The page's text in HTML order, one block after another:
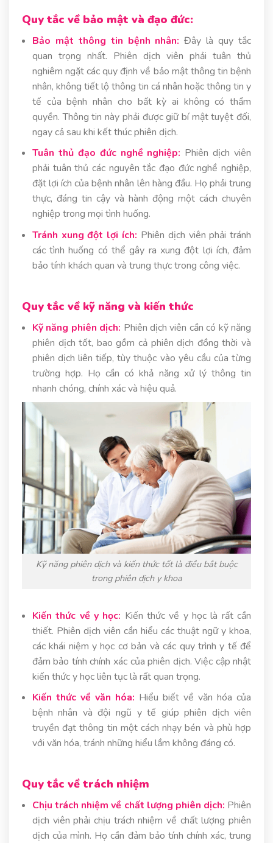
Quy tắc về bảo mật và đạo đức:
Bảo mật thông tin bệnh nhân: Đây là quy tắc
quan trọng nhất. Phiên dịch viên phải tuân thủ
nghiêm ngặt các quy định về bảo mật thông tin bệnh
nhân, không tiết lộ thông tin cá nhân hoặc thông tin y
tế của bệnh nhân cho bất kỳ ai không có thẩm
quyền. Thông tin này phải được giữ bí mật tuyệt đối,
ngay cả sau khi kết thúc phiên dịch.
Tuân thủ đạo đức nghề nghiệp: Phiên dịch viên
phải tuân thủ các nguyên tắc đạo đức nghề nghiệp,
đặt lợi ích của bệnh nhân lên hàng đầu. Họ phải trung
thực, đáng tin cậy và hành động một cách chuyên
nghiệp trong mọi tình huống.
Tránh xung đột lợi ích: Phiên dịch viên phải tránh
các tình huống có thể gây ra xung đột lợi ích, đảm
bảo tính khách quan và trung thực trong công việc.
Quy tắc về kỹ năng và kiến thức
Kỹ năng phiên dịch: Phiên dịch viên cần có kỹ năng
phiên dịch tốt, bao gồm cả phiên dịch đồng thời và
phiên dịch liên tiếp, tùy thuộc vào yêu cầu của từng
trường hợp. Họ cần có khả năng xử lý thông tin
nhanh chóng, chính xác và hiệu quả.
Kỹ năng phiên dịch và kiến thức tốt là điều bắt buộc
trong phiên dịch y khoa
Kiến thức về y học: Kiến thức về y học là rất cần
thiết. Phiên dịch viên cần hiểu các thuật ngữ y khoa,
các khái niệm y học cơ bản và các quy trình y tế để
đảm bảo tính chính xác của phiên dịch. Việc cập nhật
kiến thức y học liên tục là rất quan trọng.
Kiến thức về văn hóa: Hiểu biết về văn hóa của
bệnh nhân và đội ngũ y tế giúp phiên dịch viên
truyền đạt thông tin một cách nhạy bén và phù hợp
với văn hóa, tránh những hiểu lầm không đáng có.
Quy tắc về trách nhiệm
Chịu trách nhiệm về chất lượng phiên dịch: Phiên
dịch viên phải chịu trách nhiệm về chất lượng phiên
dịch của mình. Họ cần đảm bảo tính chính xác, trung